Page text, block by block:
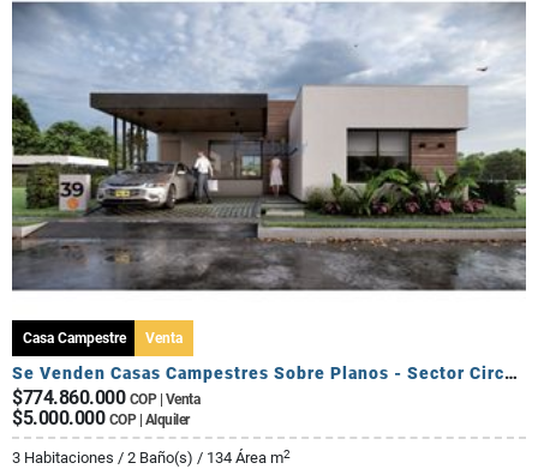
Casa Campestre Venta
Se Venden Casas Campestres Sobre Planos - Sector Circasia
$774.860.000 COP | Venta
$5.000.000 COP | Alquiler
3 Habitaciones / 2 Baño(s) / 134 Área m2